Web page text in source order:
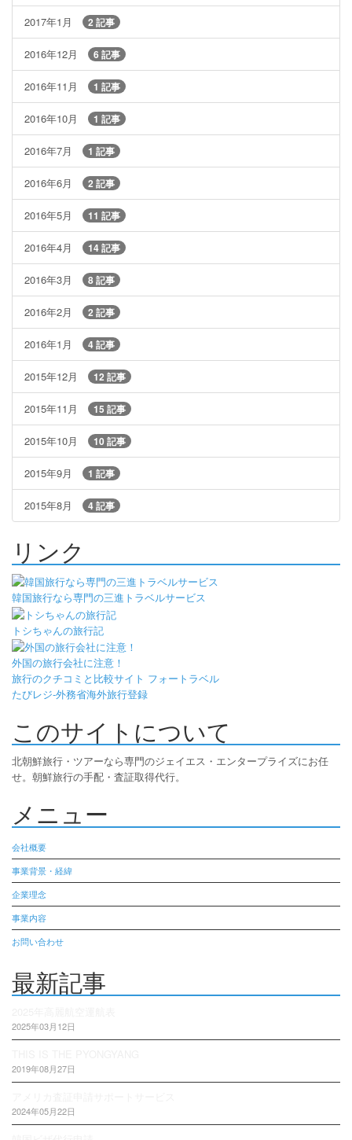
2017年1月 2 記事
2016年12月 6 記事
2016年11月 1 記事
2016年10月 1 記事
2016年7月 1 記事
2016年6月 2 記事
2016年5月 11 記事
2016年4月 14 記事
2016年3月 8 記事
2016年2月 2 記事
2016年1月 4 記事
2015年12月 12 記事
2015年11月 15 記事
2015年10月 10 記事
2015年9月 1 記事
2015年8月 4 記事
リンク
韓国旅行なら専門の三進トラベルサービス
トシちゃんの旅行記
外国の旅行会社に注意！
旅行のクチコミと比較サイト フォートラベル
たびレジ-外務省海外旅行登録
このサイトについて
北朝鮮旅行・ツアーなら専門のジェイエス・エンタープライズにお任
せ。朝鮮旅行の手配・査証取得代行。
メニュー
会社概要
事業背景・経緯
企業理念
事業内容
お問い合わせ
最新記事
2025年03月12日
2019年08月27日
2024年05月22日